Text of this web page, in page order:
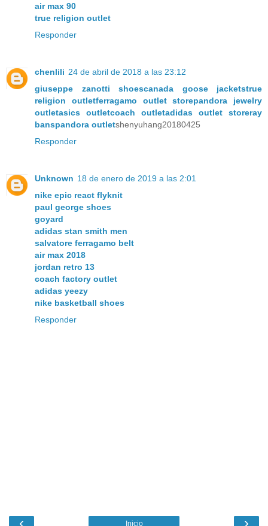
air max 90
true religion outlet
Responder
chenlili 24 de abril de 2018 a las 23:12
giuseppe zanotti shoescanada goose jacketstrue
religion outletferragamo outlet storepandora jewelry
outletasics outletcoach outletadidas outlet storeray
banspandora outletshenyuhang20180425
Responder
Unknown 18 de enero de 2019 a las 2:01
nike epic react flyknit
paul george shoes
goyard
adidas stan smith men
salvatore ferragamo belt
air max 2018
jordan retro 13
coach factory outlet
adidas yeezy
nike basketball shoes
Responder
‹ ›
Inicio